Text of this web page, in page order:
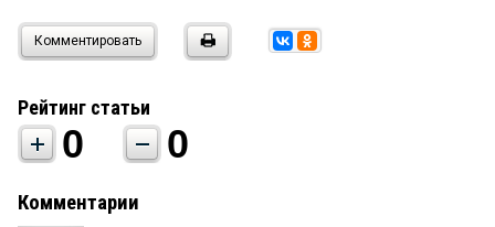
Комментировать
Рейтинг статьи
0 0
Комментарии